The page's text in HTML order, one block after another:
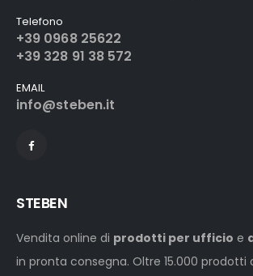
Telefono
+39 0968 25622
+39 328 91 38 572
EMAIL
info@steben.it
STEBEN
Vendita online di prodotti per ufficio e
in pronta consegna. Oltre 15.000 prodotti